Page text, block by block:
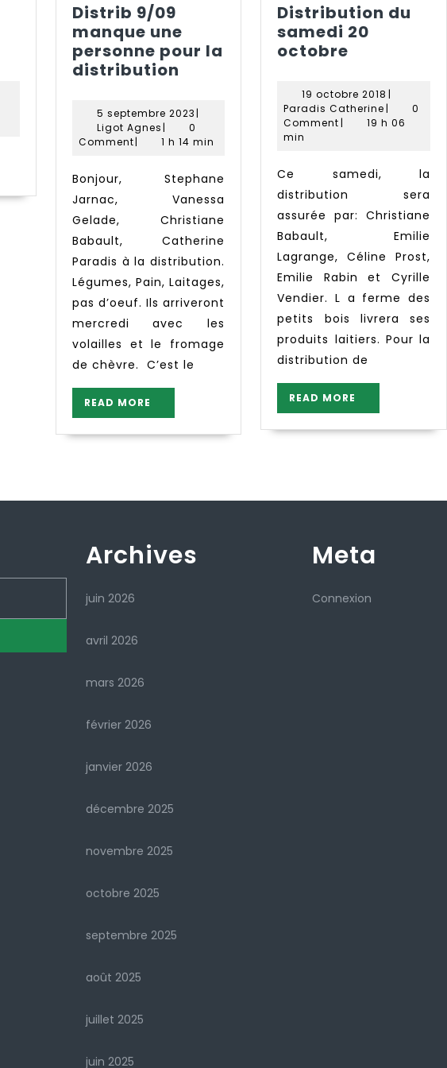
Distrib 9/09
manque une
personne pour la
distribution
manque
une
personne
la
distribution
5 septembre 20235
septembre
2023
|
Ligot AgnesLigot
Agnes
|
0
Comment| 1 h 14 min
Bonjour, Stephane
Jarnac, Vanessa
Gelade, Christiane
Babault, Catherine
Paradis à la distribution.
Légumes, Pain, Laitages,
pas d’oeuf. Ils arriveront
mercredi avec les
volailles et le fromage
de chèvre. C’est le
READ MORE
MORE
Distribution du
samedi 20
octobre
samedi
20
octobre
19 octobre 2018 19
octobre
2018
|
Paradis CatherineParadis
Catherine
|
0
Comment |
19 h 06
min
Ce samedi, la
distribution sera
assurée par: Christiane
Babault, Emilie
Lagrange, Céline Prost,
Emilie Rabin et Cyrille
Vendier. L a ferme des
petits bois livrera ses
produits laitiers. Pour la
distribution de
READ MORE
MORE
Archives
juin 2026
avril 2026
mars 2026
février 2026
janvier 2026
décembre 2025
novembre 2025
octobre 2025
septembre 2025
août 2025
juillet 2025
juin 2025
Meta
Connexion